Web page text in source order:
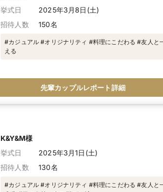
挙式日
2025年3月8日(土)
招待人数
150名
#カジュアル #オリジナリティ #料理にこだわる #友人と
える
先輩カップルレポート詳細
K&Y&M様
挙式日
2025年3月1日(土)
招待人数
130名
#カジュアル #オリジナリティ #料理にこだわる #友人と